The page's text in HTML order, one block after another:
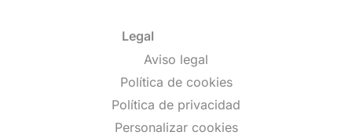
Legal
Aviso legal
Política de cookies
Política de privacidad
Personalizar cookies